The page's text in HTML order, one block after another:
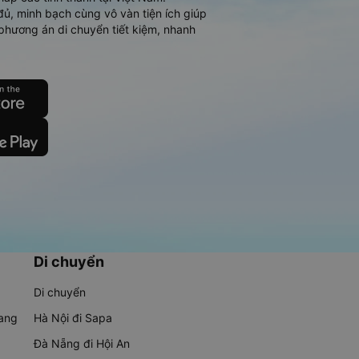
minh bạch cùng vô vàn tiện ích giúp
án di chuyển tiết kiệm, nhanh
Di chuyển
Di chuyển
Hà Nội đi Sapa
Đà Nẵng đi Hội An